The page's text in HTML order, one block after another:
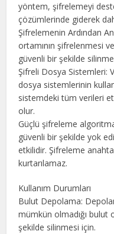
yöntem, şifrelemeyi
çözümlerinde giderek
Şifrelemenin Ardından
ortamının şifrelenmesi
güvenli bir şekilde
Şifreli Dosya Sistemleri:
dosya sistemlerinin
sistemdeki tüm verileri
olur.
Güçlü şifreleme
güvenli bir şekilde yok
etkilidir. Şifreleme
kurtarılamaz.
Kullanım Durumları
Bulut Depolama:
mümkün olmadığı bulut
şekilde silinmesi için.